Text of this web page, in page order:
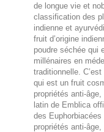
de longue vie et
classification des
indienne et
fruit d’origine
poudre séchée qui
millénaires en
traditionnelle.
qui est un fruit
propriétés anti-
latin de Emblica
des
propriétés anti-